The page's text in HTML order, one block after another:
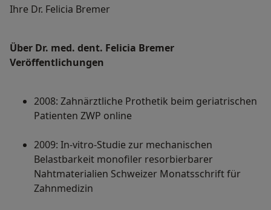
Ihre Dr. Felicia Bremer
Über Dr. med. dent. Felicia Bremer
Veröffentlichungen
2008: Zahnärztliche Prothetik beim geriatrischen
Patienten ZWP online
2009: In-vitro-Studie zur mechanischen
Belastbarkeit monofiler resorbierbarer
Nahtmaterialien Schweizer Monatsschrift für
Zahnmedizin